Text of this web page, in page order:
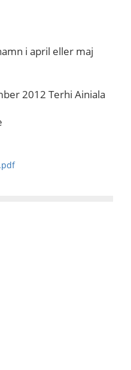
i april eller maj
2012 Terhi Ainiala